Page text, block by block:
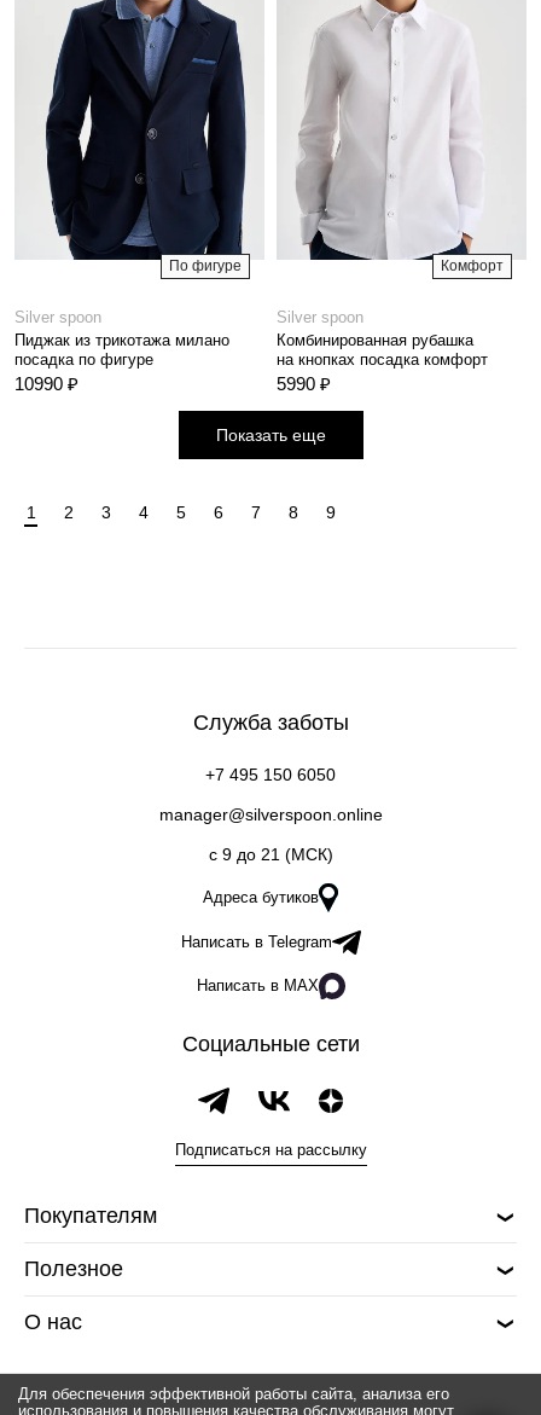
По фигуре
Silver spoon
Пиджак из трикотажа милано
посадка по фигуре
10990 ₽
Комфорт
Silver spoon
Комбинированная рубашка
на кнопках посадка комфорт
5990 ₽
Показать еще
1 2 3 4 5 6 7 8 9
Служба заботы
+7 495 150 6050
manager@silverspoon.online
c 9 до 21 (МСК)
Адреса бутиков
Написать в Telegram
Написать в MAX
Социальные сети
Подписаться на рассылку
Покупателям
Полезное
О нас
Для обеспечения эффективной работы сайта, анализа его
использования и повышения качества обслуживания могут